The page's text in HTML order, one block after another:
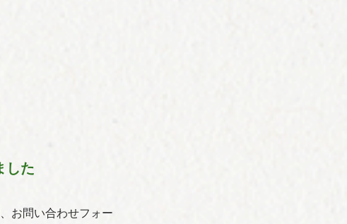
した
お問い合わせフォー